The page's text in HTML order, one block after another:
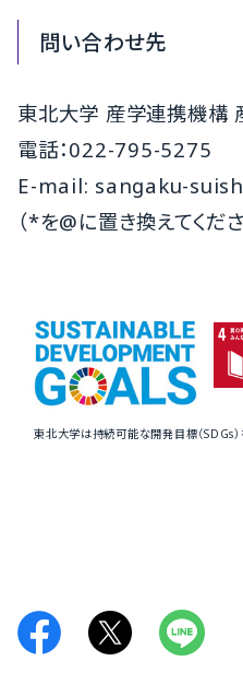
問い合わせ先
東北大学 産学連携機構
電話：022-795-5275
E-mail: sangaku-
（*を@に置き換えてくださ
東北大学は持続可能な開発目標（SDGs）